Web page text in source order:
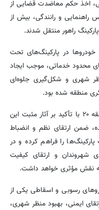
اخذ حکم معاضدت قضایی از
راهنمایی و رانندگی، بیش از
در پارکینگ‌های تحت
محدود خدماتی، موجب ایجاد
شهری و شکل‌گیری جلوه‌ای
منطقه شده بود.
معاون حمل‌ونقل و ترافیک شهرداری منطقه ۲۰ با تأکید بر آثار مثبت این
ضمن ارتقای نظم و انضباط
را فراهم کرده و در
شهروندان و ارتقای کیفیت
نقش مؤثری خواهد داشت.
رسوبی و اسقاطی یکی از
ایمنی، بهبود منظر شهری،